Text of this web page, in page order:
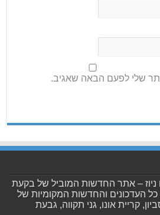
שלי לפעם הבאה שאגיב.
ניוז – אתר החדשות המוביל של בקעת
כל העדכונים והחדשות המקומיות של
קריית אונו, גני תקווה, גבעת